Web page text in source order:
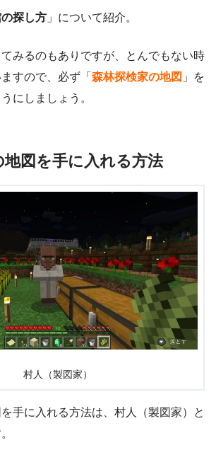
探し方 」について紹介。
みるのもありですが、とんでもない時
すので、必ず「 森林探検家の地図 」を
にしましょう。
地図を手に入れる方法
村人（製図家）
手に入れる方法は、村人（製図家）と